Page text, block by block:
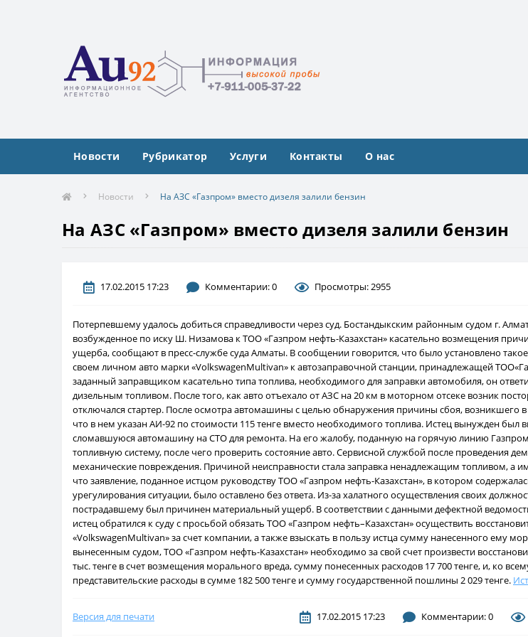
Новости Рубрикатор Услуги Контакты О нас
Новости На АЗС «Газпром» вместо дизеля залили бензин
На АЗС «Газпром» вместо дизеля залили бензин
17.02.2015 17:23 Комментарии: 0 Просмотры: 2955
Потерпевшему удалось добиться справедливости через суд. Бостандыкским районным судом г.
возбужденное по иску Ш. Низамова к ТОО «Газпром нефть-Казахстан» касательно возмещения
ущерба, сообщают в пресс-службе суда Алматы. В сообщении говорится, что было установлено
своем личном авто марки «VolkswagenMultivan» к автозаправочной станции, принадлежащей
заданный заправщиком касательно типа топлива, необходимого для заправки автомобиля, он
дизельным топливом. После того, как авто отъехало от АЗС на 20 км в моторном отсеке возник
отключался стартер. После осмотра автомашины с целью обнаружения причины сбоя, возникшего в
что в нем указан АИ-92 по стоимости 115 тенге вместо необходимого топлива. Истец вынужден был
сломавшуюся автомашину на СТО для ремонта. На его жалобу, поданную на горячую линию
топливную систему, после чего проверить состояние авто. Сервисной службой после проведения
механические повреждения. Причиной неисправности стала заправка ненадлежащим топливом, а
что заявление, поданное истцом руководству ТОО «Газпром нефть-Казахстан», в котором
урегулирования ситуации, было оставлено без ответа. Из-за халатного осуществления своих
пострадавшему был причинен материальный ущерб. В соответствии с данными дефектной
истец обратился к суду с просьбой обязать ТОО «Газпром нефть–Казахстан» осуществить
«VolkswagenMultivan» за счет компании, а также взыскать в пользу истца сумму нанесенного ему
вынесенным судом, ТОО «Газпром нефть-Казахстан» необходимо за свой счет произвести
тыс. тенге в счет возмещения морального вреда, сумму понесенных расходов 17 700 тенге, и, ко
представительские расходы в сумме 182 500 тенге и сумму государственной пошлины 2 029 тенге.
Версия для печати 17.02.2015 17:23 Комментарии: 0